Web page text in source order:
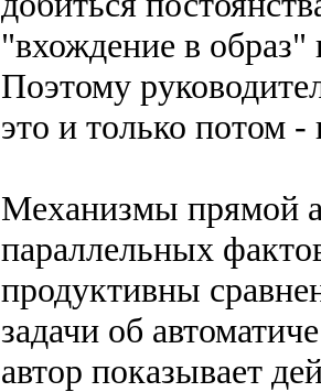
"вхождение в образ"
Поэтому
это и только потом -
Механизмы прямой
параллельных
продуктивны
задачи об
автор показывает